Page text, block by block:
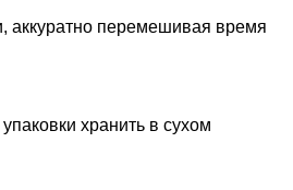
аккуратно перемешивая время
хранить в сухом